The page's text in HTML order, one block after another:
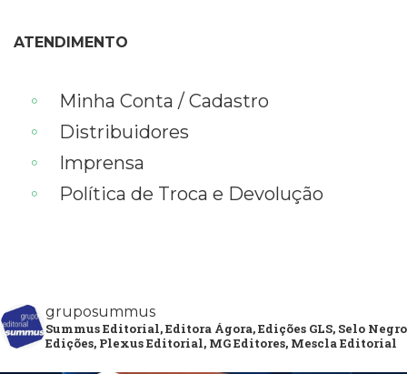
ATENDIMENTO
Minha Conta / Cadastro
Distribuidores
Imprensa
Política de Troca e Devolução
gruposummus
Summus Editorial, Editora Ágora, Edições GLS, Selo Negro
Edições, Plexus Editorial, MG Editores, Mescla Editorial